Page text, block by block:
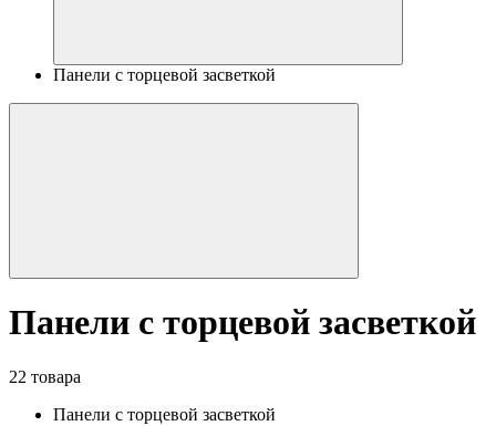
Панели с торцевой засветкой
Панели с торцевой засветкой
22 товара
Панели с торцевой засветкой